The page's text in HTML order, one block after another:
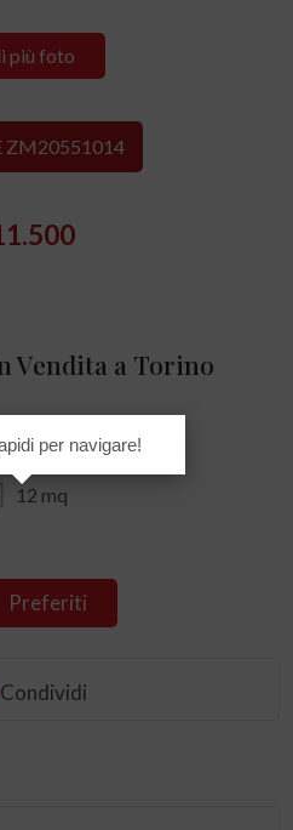
più foto
ZM20551014
Vendita a Torino
12 mq
Preferiti
Condividi
per navigare!